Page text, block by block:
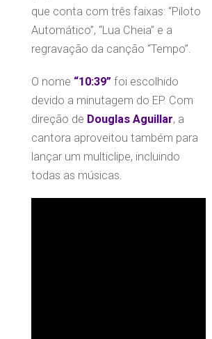
que conta com três faixas: “Piloto
Automático”, “Lua Cheia” e a
regravação da canção “Tempo”.
O nome “10:39” foi escolhido
devido a minutagem do EP. Com
direção de Douglas Aguillar, a
cantora aproveitou também para
lançar um multiclipe, incluindo
todas as músicas.